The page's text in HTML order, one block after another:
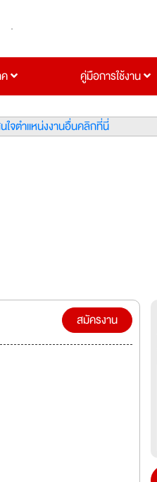
ค คู่มือการใช้งาน
ใจตำแหน่งงานอื่นคลิกที่นี่
สมัครงาน